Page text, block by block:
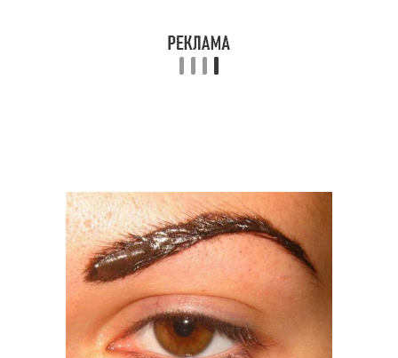
Масла для лечения Масла для кожи